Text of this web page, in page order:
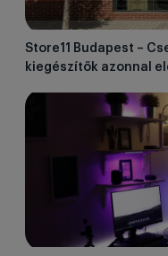
Store11 Budapest –
kiegészítők azonnal